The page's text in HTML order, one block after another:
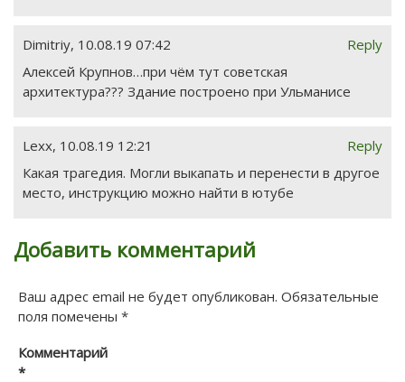
Reply
Dimitriy, 10.08.19 07:42
Алексей Крупнов…при чём тут советская
архитектура??? Здание построено при Ульманиcе
Reply
Lexx, 10.08.19 12:21
Какая трагедия. Могли выкапать и перенести в другое
место, инструкцию можно найти в ютубе
Добавить комментарий
Ваш адрес email не будет опубликован. Обязательные
поля помечены *
Комментарий
*